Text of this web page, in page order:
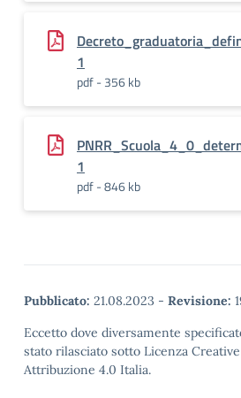
1
pdf - 356 kb
1
pdf - 846 kb
Pubblicato: 21.08.2023 - Revisione:
Eccetto dove diversamente
stato rilasciato sotto Licenza
Attribuzione 4.0 Italia.